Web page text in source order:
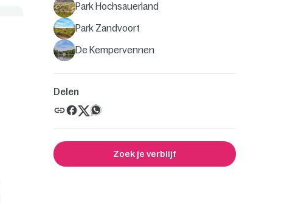
Park Hochsauerland
Park Zandvoort
De Kempervennen
Delen
Zoek je verblijf